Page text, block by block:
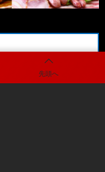
先頭へ